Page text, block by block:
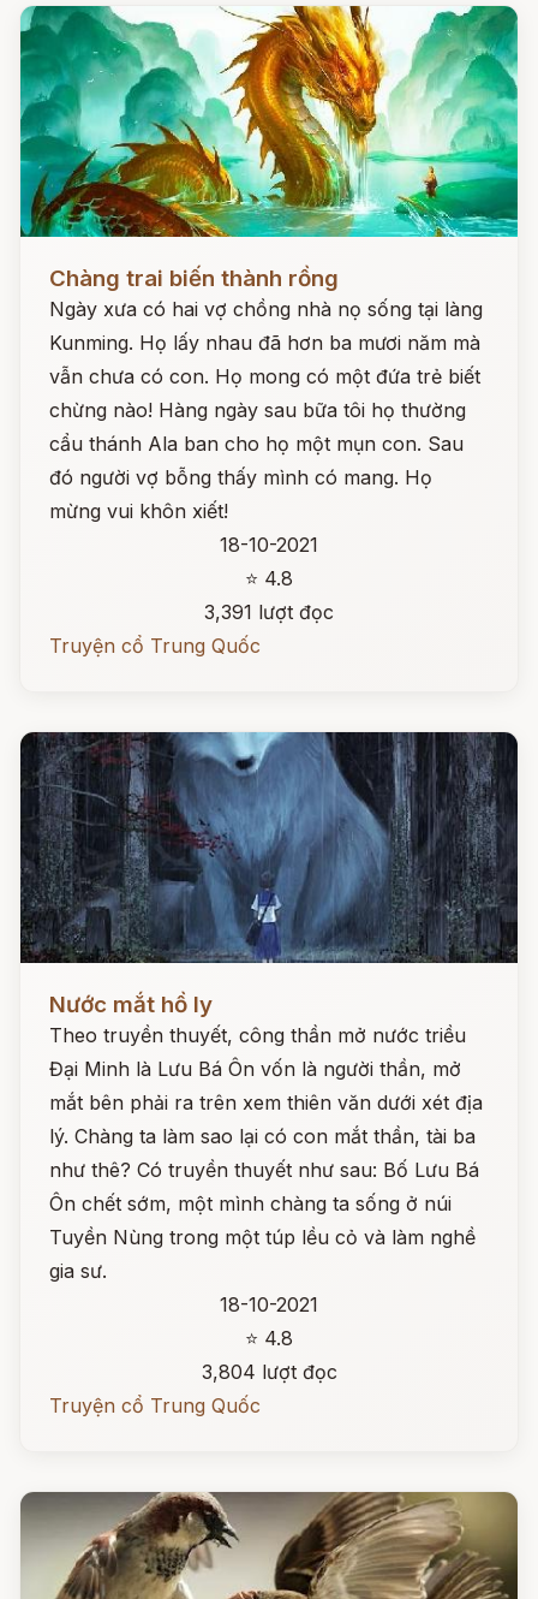
Chàng trai biến thành rồng
Ngày xưa có hai vợ chồng nhà nọ sống tại làng
Kunming. Họ lấy nhau đã hơn ba mươi năm mà
vẫn chưa có con. Họ mong có một đứa trẻ biết
chừng nào! Hàng ngày sau bữa tôi họ thường
cẩu thánh Ala ban cho họ một mụn con. Sau
đó người vợ bỗng thấy mình có mang. Họ
mừng vui khôn xiết!
18-10-2021
⭐ 4.8
3,391 lượt đọc
Truyện cổ Trung Quốc
Nước mắt hồ ly
Theo truyền thuyết, công thần mở nước triều
Đại Minh là Lưu Bá Ôn vốn là người thần, mở
mắt bên phải ra trên xem thiên văn dưới xét địa
lý. Chàng ta làm sao lại có con mắt thần, tài ba
như thê? Có truyền thuyết như sau: Bố Lưu Bá
Ôn chết sớm, một mình chàng ta sống ở núi
Tuyền Nùng trong một túp lều cỏ và làm nghề
gia sư.
18-10-2021
⭐ 4.8
3,804 lượt đọc
Truyện cổ Trung Quốc